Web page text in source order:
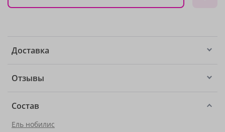
Доставка
Отзывы
Состав
Ель нобилис